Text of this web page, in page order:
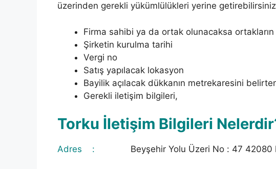
üzerinden gerekli yükümlülükleri yerine
Firma sahibi ya da ortak olunacaksa ortakların
Şirketin kurulma tarihi
Vergi no
Satış yapılacak lokasyon
Bayilik açılacak dükkanın metrekaresini
Gerekli iletişim bilgileri,
Torku İletişim Bilgileri
Adres : Beyşehir Yolu Üzeri No : 47 42080